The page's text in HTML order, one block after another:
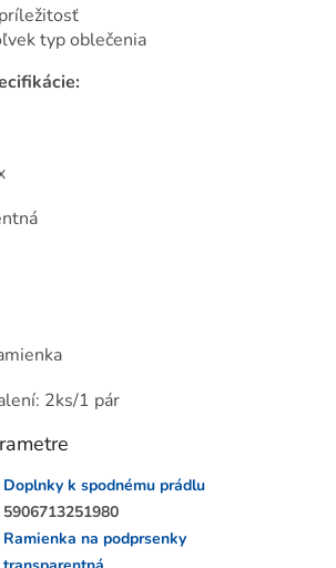
typ oblečenia
2ks/1 pár
Doplnky k spodnému prádlu
5906713251980
Ramienka na podprsenky